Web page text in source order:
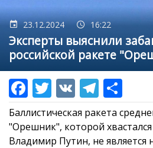
23.12.2024 16:22
Эксперты выяснили
российской ракете
Баллистическая ракета
"Орешник", которой
Владимир Путин, не является